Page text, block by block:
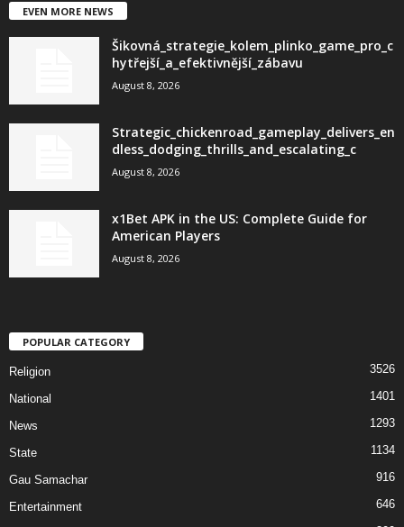
EVEN MORE NEWS
Šikovná_strategie_kolem_plinko_game_pro_c
hytřejší_a_efektivnější_zábavu
August 8, 2026
Strategic_chickenroad_gameplay_delivers_en
dless_dodging_thrills_and_escalating_c
August 8, 2026
x1Bet APK in the US: Complete Guide for
American Players
August 8, 2026
POPULAR CATEGORY
Religion 3526
National 1401
News 1293
State 1134
Gau Samachar 916
Entertainment 646